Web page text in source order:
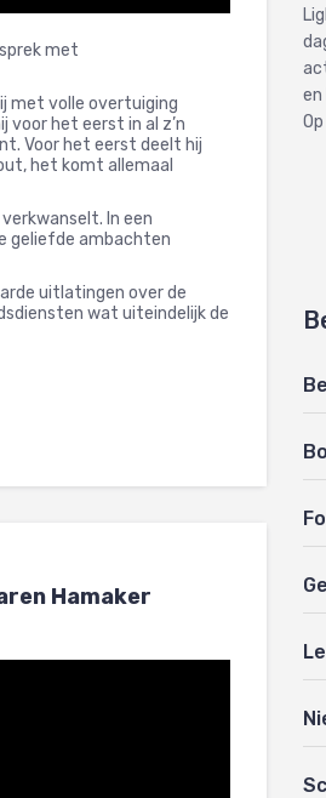
met
met volle overtuiging
het eerst in al z’n
Voor het eerst deelt hij
het komt allemaal
In een
geliefde ambachten
uitlatingen over de
wat uiteindelijk de
Hamaker
en